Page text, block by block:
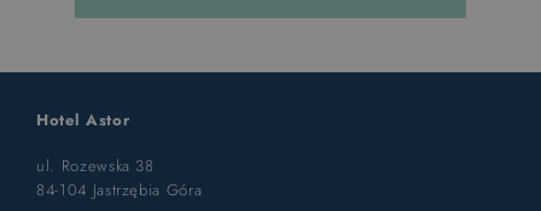
Hotel Astor
ul. Rozewska 38
84-104 Jastrzębia Góra